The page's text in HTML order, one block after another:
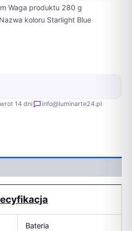
Waga produktu 280 g
koloru Starlight Blue
14 dni info@luminarte24.pl
Bateria